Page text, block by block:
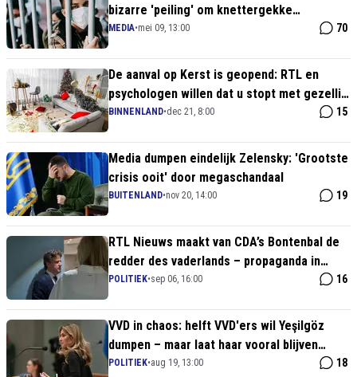
bizarre 'peiling' om knettergekke
Spreidingswet erdoorheen te drukken
MEDIA•mei 09, 13:00 70
De aanval op Kerst is geopend: RTL en
psychologen willen dat u stopt met gezellig
doen en gaat janken op TikTok
BINNENLAND•dec 21, 8:00 15
Media dumpen eindelijk Zelensky: 'Grootste
crisis ooit' door megaschandaal
BUITENLAND•nov 20, 14:00 19
RTL Nieuws maakt van CDA’s Bontenbal de
redder des vaderlands – propaganda in
plaats van journalistiek
POLITIEK•sep 06, 16:00 16
VVD in chaos: helft VVD'ers wil Yeşilgöz
dumpen – maar laat haar vooral blijven
zitten
POLITIEK•aug 19, 13:00 18